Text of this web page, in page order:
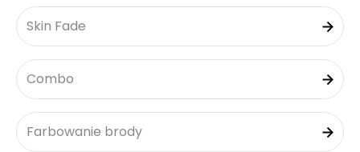
Skin Fade
Combo
Farbowanie brody